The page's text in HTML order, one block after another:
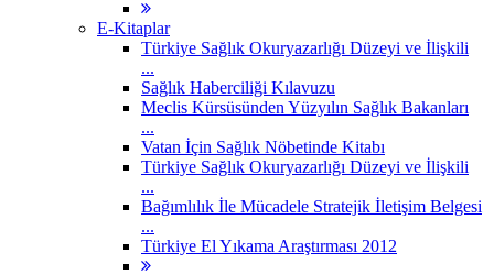
E-Kitaplar
Türkiye Sağlık Okuryazarlığı Düzeyi ve İlişkili
...
Sağlık Haberciliği Kılavuzu
Meclis Kürsüsünden Yüzyılın Sağlık Bakanları
...
Vatan İçin Sağlık Nöbetinde Kitabı
Türkiye Sağlık Okuryazarlığı Düzeyi ve İlişkili
...
Bağımlılık İle Mücadele Stratejik İletişim Belgesi
...
Türkiye El Yıkama Araştırması 2012